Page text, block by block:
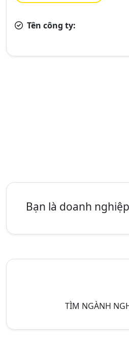
Tên công ty:
Bạn là doanh
TÌM NGÀNH